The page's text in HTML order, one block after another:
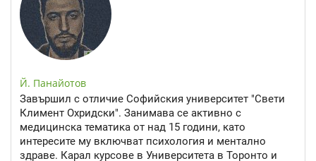
Й. Панайотов
Завършил с отличие Софийския университет "Свети
Климент Охридски". Занимава се активно с
медицинска тематика от над 15 години, като
интересите му включват психология и ментално
здраве. Карал курсове в Университета в Торонто и